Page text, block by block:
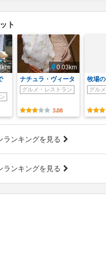
ト
0.03km
ナチュラ・ヴィータ
グルメ・レストラン
3.08
牧場
グル
ランキングを見る
ランキングを見る